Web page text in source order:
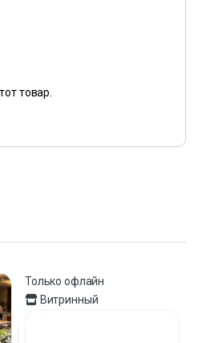
товар.
Только офлайн
Витринный